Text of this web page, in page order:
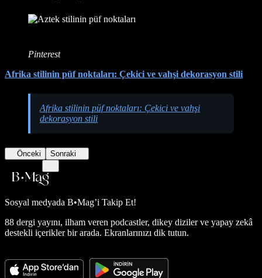
Pinterest
Afrika stilinin püf noktaları: Çekici ve vahşi dekorasyon stili
Afrika stilinin püf noktaları: Çekici ve vahşi
dekorasyon stili
Önceki Sonraki
Sosyal medyada B•Mag’i Takip Et!
88 dergi yayını, ilham veren podcastler, dikey diziler ve yapay zekâ
destekli içerikler bir arada. Ekranlarınızı dik tutun.